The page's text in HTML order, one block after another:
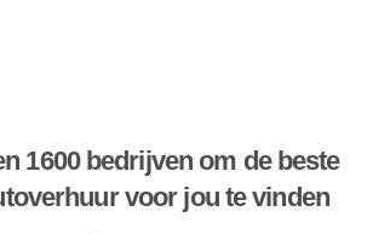
1600 bedrijven om de beste
voor jou te vinden